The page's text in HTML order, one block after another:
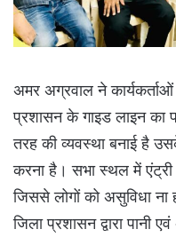
अमर अग्रवाल ने
प्रशासन के गाइड लाइन का
तरह की व्यवस्था बनाई है
करना है। सभा स्थल में
जिससे लोगों को असुविधा ना
जिला प्रशासन द्वारा